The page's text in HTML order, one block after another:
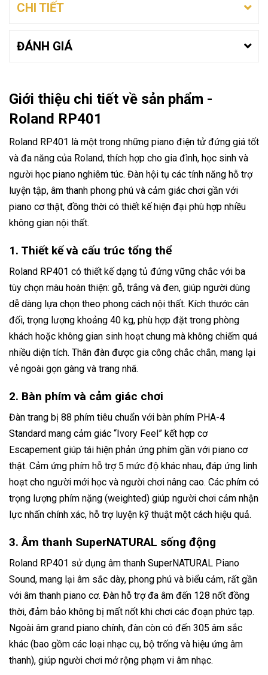
CHI TIẾT
ĐÁNH GIÁ
Giới thiệu chi tiết về sản phẩm -
Roland RP401
Roland RP401 là một trong những piano điện tử đứng giá tốt
và đa năng của Roland, thích hợp cho gia đình, học sinh và
người học piano nghiêm túc. Đàn hội tụ các tính năng hỗ trợ
luyện tập, âm thanh phong phú và cảm giác chơi gần với
piano cơ thật, đồng thời có thiết kế hiện đại phù hợp nhiều
không gian nội thất.
1. Thiết kế và cấu trúc tổng thể
Roland RP401 có thiết kế dạng tủ đứng vững chắc với ba
tùy chọn màu hoàn thiện: gỗ, trắng và đen, giúp người dùng
dễ dàng lựa chọn theo phong cách nội thất. Kích thước cân
đối, trọng lượng khoảng 40 kg, phù hợp đặt trong phòng
khách hoặc không gian sinh hoạt chung mà không chiếm quá
nhiều diện tích. Thân đàn được gia công chắc chắn, mang lại
vẻ ngoài gọn gàng và trang nhã.
2. Bàn phím và cảm giác chơi
Đàn trang bị 88 phím tiêu chuẩn với bàn phím PHA-4
Standard mang cảm giác “Ivory Feel” kết hợp cơ
Escapement giúp tái hiện phản ứng phím gần với piano cơ
thật. Cảm ứng phím hỗ trợ 5 mức độ khác nhau, đáp ứng linh
hoạt cho người mới học và người chơi nâng cao. Các phím có
trọng lượng phím nặng (weighted) giúp người chơi cảm nhận
lực nhấn chính xác, hỗ trợ luyện kỹ thuật một cách hiệu quả.
3. Âm thanh SuperNATURAL sống động
Roland RP401 sử dụng âm thanh SuperNATURAL Piano
Sound, mang lại âm sắc dày, phong phú và biểu cảm, rất gần
với âm thanh piano cơ. Đàn hỗ trợ đa âm đến 128 nốt đồng
thời, đảm bảo không bị mất nốt khi chơi các đoạn phức tạp.
Ngoài âm grand piano chính, đàn còn có đến 305 âm sắc
khác (bao gồm các loại nhạc cụ, bộ trống và hiệu ứng âm
thanh), giúp người chơi mở rộng phạm vi âm nhạc.